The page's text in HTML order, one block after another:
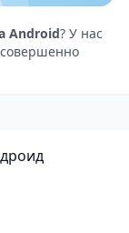
Android? У нас